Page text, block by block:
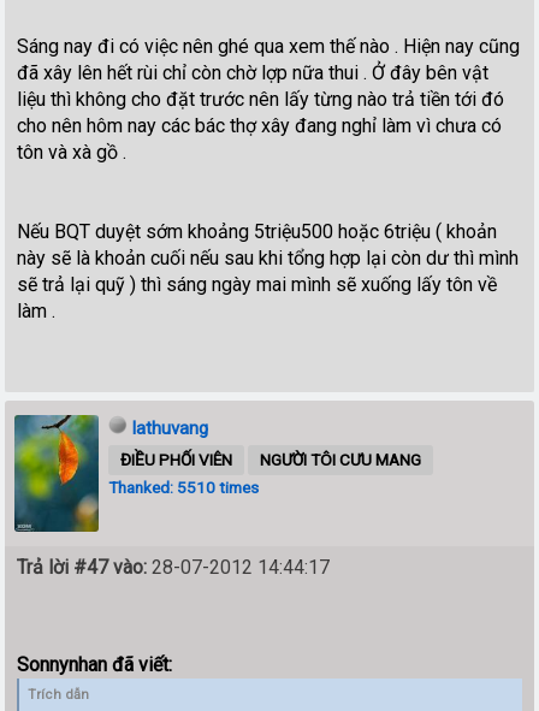
Sáng nay đi có việc nên ghé qua xem thế nào . Hiện nay cũng
đã xây lên hết rùi chỉ còn chờ lợp nữa thui . Ở đây bên vật
liệu thì không cho đặt trước nên lấy từng nào trả tiền tới đó
cho nên hôm nay các bác thợ xây đang nghỉ làm vì chưa có
tôn và xà gồ .
Nếu BQT duyệt sớm khoảng 5triệu500 hoặc 6triệu ( khoản
này sẽ là khoản cuối nếu sau khi tổng hợp lại còn dư thì mình
sẽ trả lại quỹ ) thì sáng ngày mai mình sẽ xuống lấy tôn về
làm .
lathuvang
ĐIỀU PHỐI VIÊN
NGƯỜI TÔI CƯU MANG
Thanked: 5510 times
Trả lời #47 vào: 28-07-2012 14:44:17
Sonnynhan đã viết:
Trích dẫn